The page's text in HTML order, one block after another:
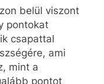
belül viszont
pontokat
csapattal
ami
mint a
pontot